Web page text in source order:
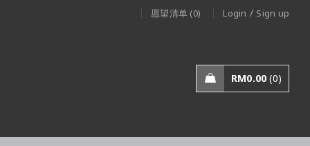
愿望清单 (0) Login / Sign up
RM0.00 0